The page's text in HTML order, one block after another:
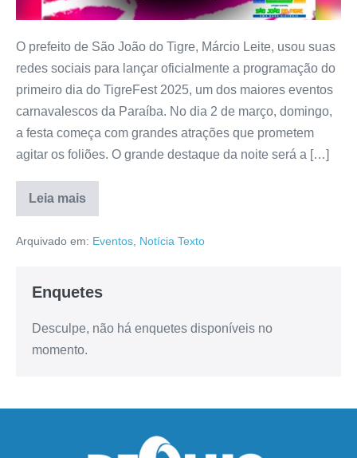
O prefeito de São João do Tigre, Márcio Leite, usou suas
redes sociais para lançar oficialmente a programação do
primeiro dia do TigreFest 2025, um dos maiores eventos
carnavalescos da Paraíba. No dia 2 de março, domingo,
a festa começa com grandes atrações que prometem
agitar os foliões. O grande destaque da noite será a […]
Leia mais
Arquivado em: Eventos Notícia Texto
Enquetes
Desculpe, não há enquetes disponíveis no
momento.